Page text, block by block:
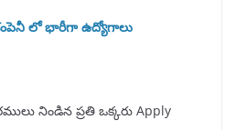
కంపెనీ లో భారీగా ఉద్యోగాలు
నిండిన ప్రతి ఒక్కరు Apply